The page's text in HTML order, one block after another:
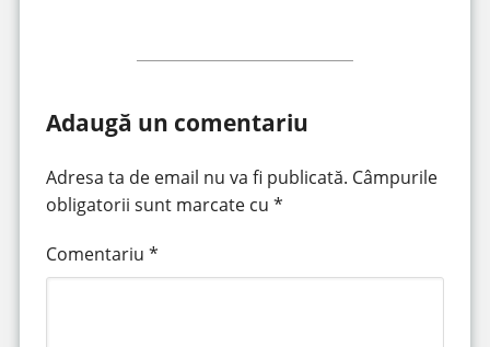
Adaugă un comentariu
Adresa ta de email nu va fi publicată. Câmpurile
obligatorii sunt marcate cu *
Comentariu *